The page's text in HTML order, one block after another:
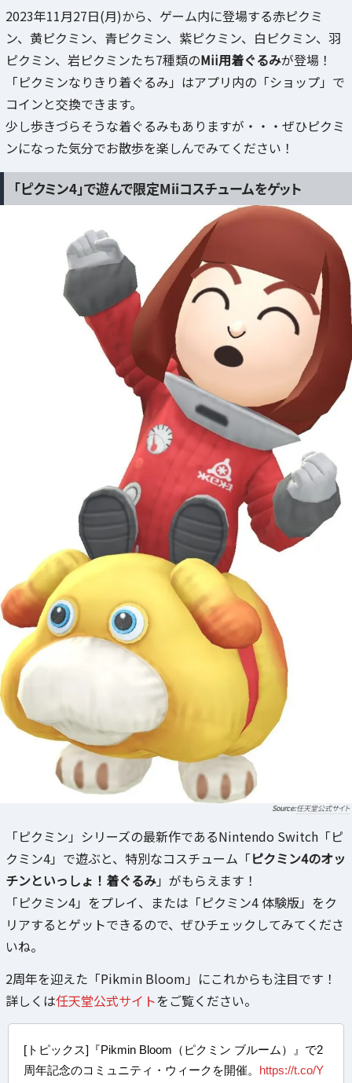
2023年11月27日(月)から、ゲーム内に登場する赤ピクミ
ン、黄ピクミン、青ピクミン、紫ピクミン、白ピクミン、羽
ピクミン、岩ピクミンたち7種類のMii用着ぐるみが登場！
「ピクミンなりきり着ぐるみ」はアプリ内の「ショップ」で
コインと交換できます。
少し歩きづらそうな着ぐるみもありますが・・・ぜひピクミ
ンになった気分でお散歩を楽しんでみてください！
「ピクミン4」で遊んで限定Miiコスチュームをゲット
任天堂公式サイト
「ピクミン」シリーズの最新作であるNintendo Switch「ピ
クミン4」で遊ぶと、特別なコスチューム「ピクミン4のオッ
チンといっしょ！着ぐるみ」がもらえます！
「ピクミン4」をプレイ、または「ピクミン4 体験版」をク
リアするとゲットできるので、ぜひチェックしてみてくださ
いね。
2周年を迎えた「Pikmin Bloom」にこれからも注目です！
詳しくは任天堂公式サイトをご覧ください。
[トピックス]『Pikmin Bloom（ピクミン ブルーム）』で2
周年記念のコミュニティ・ウィークを開催。 https://t.co/Y